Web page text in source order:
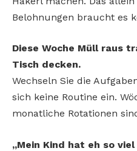
Belohnungen braucht es
Diese Woche Müll raus
Tisch decken.
Wechseln Sie die
sich keine Routine ein.
monatliche Rotationen
„Mein Kind hat eh so